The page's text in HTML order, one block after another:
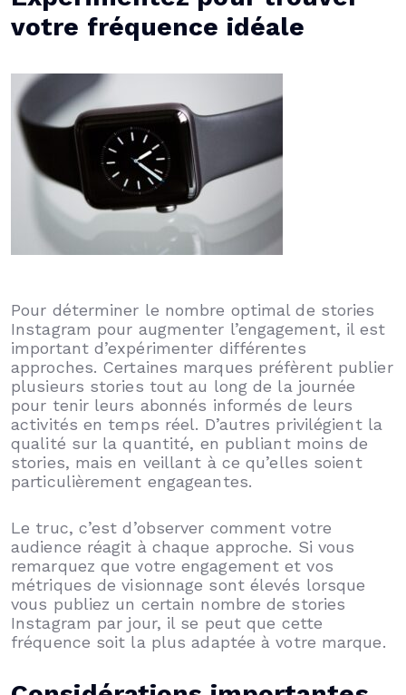
votre fréquence idéale
Pour déterminer le nombre optimal de stories
Instagram pour augmenter l’engagement, il est
important d’expérimenter différentes
approches. Certaines marques préfèrent publier
plusieurs stories tout au long de la journée
pour tenir leurs abonnés informés de leurs
activités en temps réel. D’autres privilégient la
qualité sur la quantité, en publiant moins de
stories, mais en veillant à ce qu’elles soient
particulièrement engageantes.
Le truc, c’est d’observer comment votre
audience réagit à chaque approche. Si vous
remarquez que votre engagement et vos
métriques de visionnage sont élevés lorsque
vous publiez un certain nombre de stories
Instagram par jour, il se peut que cette
fréquence soit la plus adaptée à votre marque.